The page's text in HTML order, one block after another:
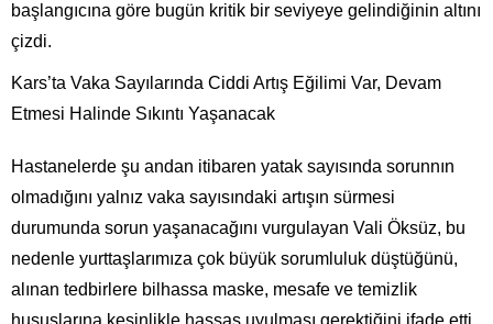
başlangıcına göre bugün kritik bir seviyeye gelindiğinin altını
çizdi.
Kars’ta Vaka Sayılarında Ciddi Artış Eğilimi Var, Devam
Etmesi Halinde Sıkıntı Yaşanacak
Hastanelerde şu andan itibaren yatak sayısında sorunnın
olmadığını yalnız vaka sayısındaki artışın sürmesi
durumunda sorun yaşanacağını vurgulayan Vali Öksüz, bu
nedenle yurttaşlarımıza çok büyük sorumluluk düştüğünü,
alınan tedbirlere bilhassa maske, mesafe ve temizlik
hususlarına kesinlikle hassas uyulması gerektiğini ifade etti.